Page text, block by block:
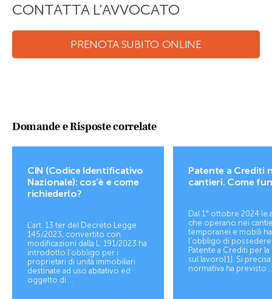
CONTATTA L’AVVOCATO
PRENOTA SUBITO ONLINE
Domande e Risposte correlate
CIN (Codice Identificativo
Nazionale): cos'è e come
richiederlo?
L’art. 13 ter del Decreto Legge
145/2023, convertito con
modificazioni dalla L. 191/2023 ha
introdotto l’obbligo per i
proprietari di unità immobiliari
destinate ad uso abitativo ed
oggetto di ...
Patente a Crediti
cantieri. Come
Dal 1° ottobre 2024 le
che operano nei
temporanei e mobili
l’obbligo di
Patente a Crediti per
sul lavoro[1]. Si
normativa ha previsto